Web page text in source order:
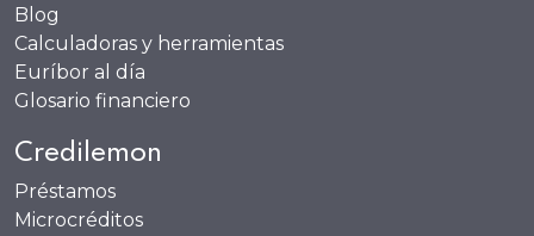
Blog
Calculadoras y herramientas
Euríbor al día
Glosario financiero
Credilemon
Préstamos
Microcréditos